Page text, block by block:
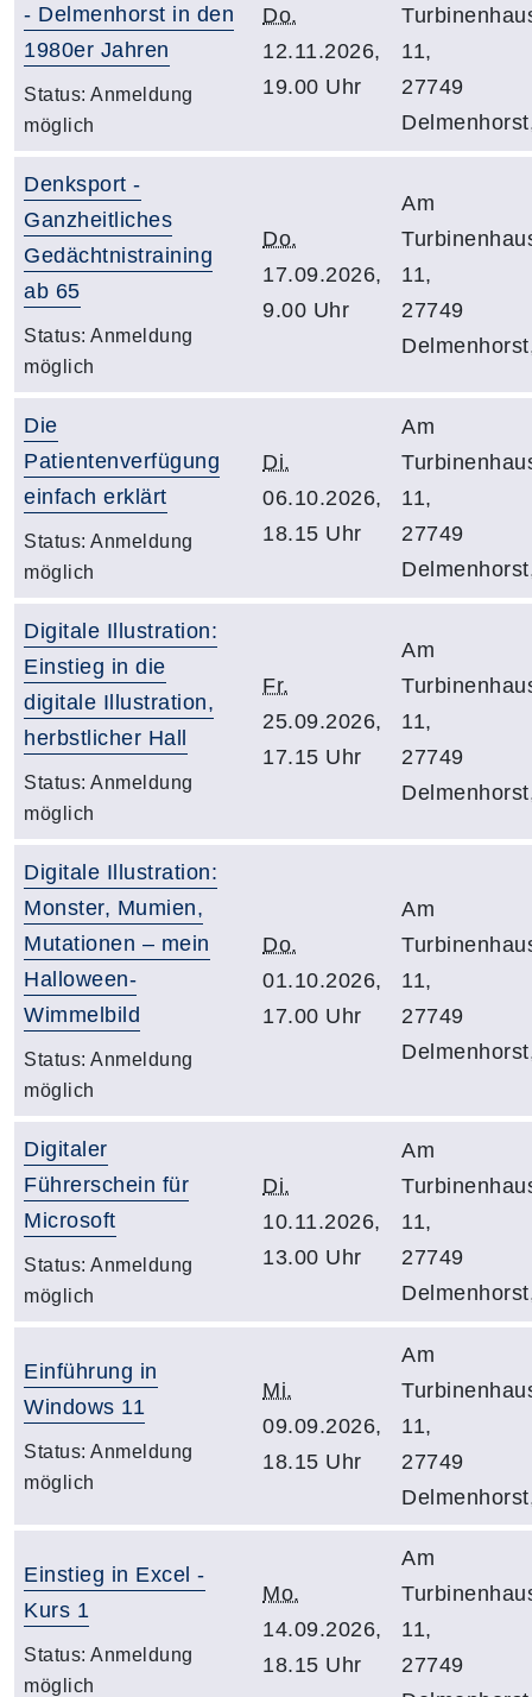
- Delmenhorst in den
1980er Jahren
Status: Anmeldung
möglich
Do.
12.11.2026,
19.00 Uhr
11,
27749
Denksport -
Ganzheitliches
Gedächtnistraining
ab 65
Status: Anmeldung
möglich
Do.
17.09.2026,
9.00 Uhr
Am
11,
27749
Die
Patientenverfügung
einfach erklärt
Status: Anmeldung
möglich
Di.
06.10.2026,
18.15 Uhr
Am
11,
27749
Digitale Illustration:
Einstieg in die
digitale Illustration,
herbstlicher Hall
Status: Anmeldung
möglich
Fr.
25.09.2026,
17.15 Uhr
Am
11,
27749
Digitale Illustration:
Monster, Mumien,
Mutationen – mein
Halloween-
Wimmelbild
Status: Anmeldung
möglich
Do.
01.10.2026,
17.00 Uhr
Am
11,
27749
Digitaler
Führerschein für
Microsoft
Status: Anmeldung
möglich
Di.
10.11.2026,
13.00 Uhr
Am
11,
27749
Einführung in
Windows 11
Status: Anmeldung
möglich
Mi.
09.09.2026,
18.15 Uhr
Am
11,
27749
Einstieg in Excel -
Kurs 1
Status: Anmeldung
möglich
Mo.
14.09.2026,
18.15 Uhr
Am
11,
27749